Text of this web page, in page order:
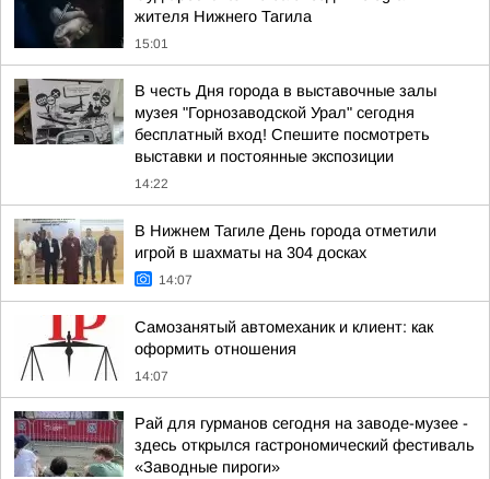
жителя Нижнего Тагила
15:01
В честь Дня города в выставочные залы
музея "Горнозаводской Урал" сегодня
бесплатный вход! Спешите посмотреть
выставки и постоянные экспозиции
14:22
В Нижнем Тагиле День города отметили
игрой в шахматы на 304 досках
14:07
Самозанятый автомеханик и клиент: как
оформить отношения
14:07
Рай для гурманов сегодня на заводе-музее -
здесь открылся гастрономический фестиваль
«Заводные пироги»